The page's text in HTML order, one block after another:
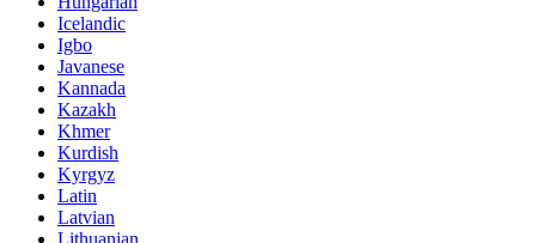
Icelandic
Igbo
Javanese
Kannada
Kazakh
Khmer
Kurdish
Kyrgyz
Latin
Latvian
Lithuanian